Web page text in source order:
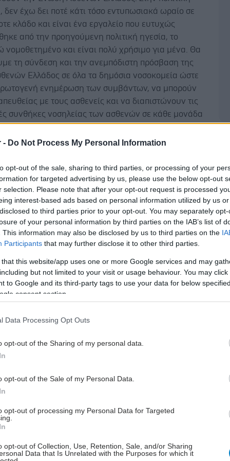
- Do Not Process My Personal Information
opt-out of the sale, sharing to third parties, or processing of your
for targeted advertising by us, please use the below opt-out
selection. Please note that after your opt-out request is processed
interest-based ads based on personal information utilized by us
to third parties prior to your opt-out. You may separately
of your personal information by third parties on the IAB’s list of
This information may also be disclosed by us to third parties on the
Participants that may further disclose it to other third parties.
that this website/app uses one or more Google services and may
but not limited to your visit or usage behaviour. You may
to Google and its third-party tags to use your data for below
consent section.
Data Processing Opt Outs
opt-out of the Sharing of my personal data.
opt-out of the Sale of my Personal Data.
opt-out of processing my Personal Data for Targeted
opt-out of Collection, Use, Retention, Sale, and/or Sharing
Data that Is Unrelated with the Purposes for which it
δεν έχω δει ποτέ κάτι τόσο εντυπωσιακά ωραίο σε
κλάδο και είναι ένα εργαλείο που ευτυχώς
από την προηγούμενη πολιτική ηγεσία, το
νομοθετημένο και είναι πολύ χρήσιμο για μένα. Θα
τη σύνδεση και την ανεμπόδιστη πρόσβαση της
Ελλάδος σε όλα τα δημόσια νοσοκομεία ώστε
ενημέρωση των συμβάντων, να μπορούν
με τους ασθενείς και να διαπιστώνουν τις
συνθήκες νοσηλείας των ασθενών σε κάθε μονάδα
Συστήματος Υγείας. Τους θεωρώ απολύτως
μου συνεργάτες και θα συν-σχεδιάσουμε τα επόμενά
πιο ασθενοκεντρικό».
του Δ.Σ. Βάσω Ραφαέλα Βακουφτσή δήλωσε: «Τόσο
ασθενείς όσο και οι πολίτες αντιλαμβανόμαστε και
και άμεσες μεταρρυθμίσεις στο Εθνικό
που βρίσκεται σε κρίσιμο σημείο, για να είναι
προσβάσιμο σε όλους. Οι Ενώσεις Ασθενών,
αυτό που μας αναλογεί, καταθέτοντας προτάσεις
και βελτίωσης του συστήματος, με άμεσο,
και μακροπρόθεσμο ορίζοντα, αξιολογώντας την
και εφαρμογή τους».
Ασθενών Ελλάδας εκπροσώπησαν η Πρόεδρος του
Κολίτιδα Ελλάδας), η Α’ Αντιπρόεδρος Μέμη
Σκελετικής Υγείας Πεταλούδα), η Β’
Κατερίνα Κουτσογιάννη (Πανελλήνια Ομοσπονδία
Γονέων, Κηδεμόνων και φίλων παιδιών με
(Ένωση Γονέων Παιδιών και Νέων με Διαβήτη), ο
Νίκος Δέδες (Σύλλογος Οροθετικών Ελλάδος “Θετική
(Ένωση Σπάνιων Ασθενών Ελλάδας), η Εύη Ορφανού